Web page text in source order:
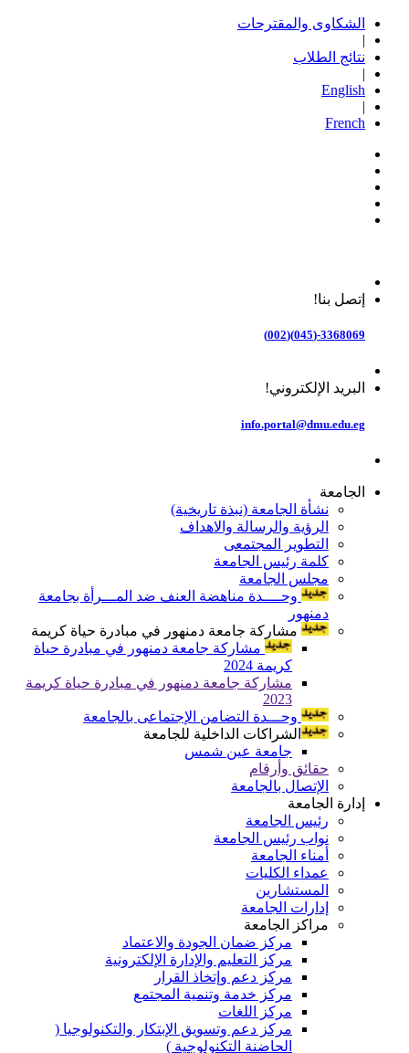
الشكاوى والمقترحات
|
نتائج الطلاب
|
English
|
French
إتصل بنا!
3368069-(045)(002)
البريد الإلكتروني!
info.portal@dmu.edu.eg
الجامعة
نشأة الجامعة (نبذة تاريخية)
الرؤية والرسالة والاهداف
التطوير المجتمعى
كلمة رئيس الجامعة
مجلس الجامعة
وحــــدة مناهضة العنف ضد المـــرأة بجامعة
دمنهور
مشاركة جامعة دمنهور في مبادرة حياة كريمة
مشاركة جامعة دمنهور في مبادرة حياة
كريمة 2024
مشاركة جامعة دمنهور في مبادرة حياة كريمة
2023
وحـــدة التضامن الإجتماعى بالجامعة
الشراكات الداخلية للجامعة
جامعة عين شمس
حقائق وأرقام
الإتصال بالجامعة
إدارة الجامعة
رئيس الجامعة
نواب رئيس الجامعة
أمناء الجامعة
عمداء الكليات
المستشارين
إدارات الجامعة
مراكز الجامعة
مركز ضمان الجودة والاعتماد
مركز التعليم والإدارة الإلكترونية
مركز دعم وإتخاذ القرار
مركز خدمة وتنمية المجتمع
مركز اللغات
مركز دعم وتسويق الإبتكار والتكنولوجيا (
الحاضنة التكنولوجية )